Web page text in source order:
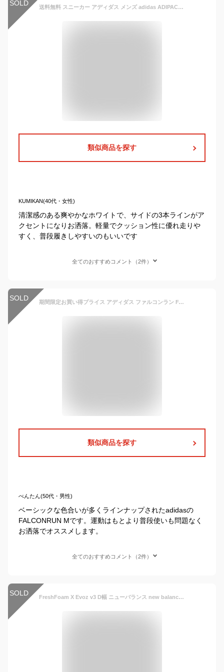
SOLD 送料無料 スニーカー アディダス メンズ adidas ADIPACE VS アディペース ローカット 3本ライン カジュアル シューズ 靴 21%off DA9997 B74317 B74494 B74493
類似商品を探す
KUMIKAN(40代・女性)
清潔感のある爽やかなホワイトで、サイドの3本ラインがア
クセントになりお洒落。軽量でクッション性に優れ走りや
すく、普段履きしやすいのもいいです
全てのおすすめコメント（2件）
SOLD 期間限定お買い得プライス アディダス ファルコンラン FALCONRUN M ランニングシューズ メンズ シューズ 靴 くつ 新作 通学 通学靴 黒靴 ブラック 通勤 黒スニーカー 通勤靴 DBG95 adidas F36199 F36200 F36202 G28970 G28971
類似商品を探す
べんたん(50代・男性)
ベーシックな色合いが多くラインナップされたadidasの
FALCONRUN Mです。運動はもとより普段使いも問題なく
お洒落でオススメします。
全てのおすすめコメント（2件）
SOLD FreshFoam X Evoz v3 D幅 ニューバランス new balance MEVOZLH3-D ネイビー ランニングシューズ